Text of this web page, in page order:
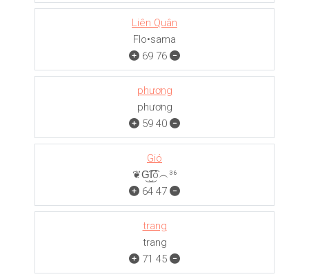
Liên Quân
Flo•sama
69 76
phương
phương
59 40
Gió
❦G͜͡I͜͡ó︵³⁶
64 47
trang
trang
71 45